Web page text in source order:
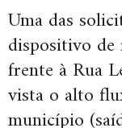
Uma das
dispositivo de
frente à Rua
vista o alto
município